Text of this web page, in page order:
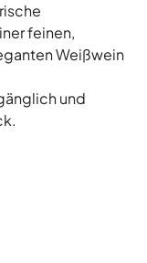
feinen,
Weißwein
und